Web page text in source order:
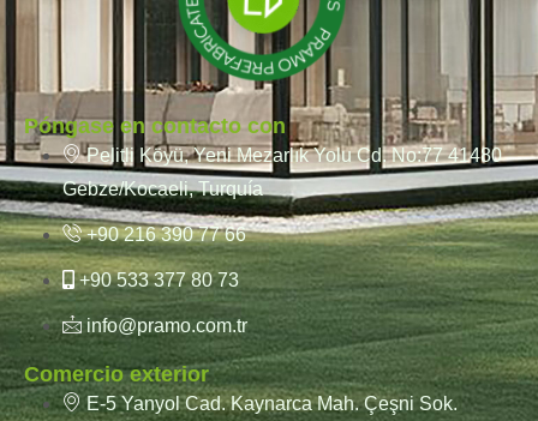
Póngase en contacto con
Pelitli Köyü, Yeni Mezarlık Yolu Cd. No:77 41480
Gebze/Kocaeli, Turquía
+90 216 390 77 66
+90 533 377 80 73
info@pramo.com.tr
Comercio exterior
E-5 Yanyol Cad. Kaynarca Mah. Çeşni Sok.